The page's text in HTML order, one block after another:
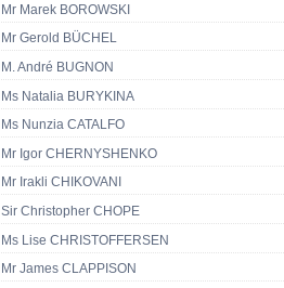
Mr Marek BOROWSKI
Mr Gerold BÜCHEL
M. André BUGNON
Ms Natalia BURYKINA
Ms Nunzia CATALFO
Mr Igor CHERNYSHENKO
Mr Irakli CHIKOVANI
Sir Christopher CHOPE
Ms Lise CHRISTOFFERSEN
Mr James CLAPPISON